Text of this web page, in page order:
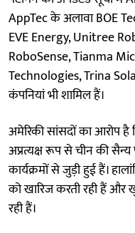
AppTec के अलावा BOE
EVE Energy, Unitree
RoboSense, Tianma
Technologies, Trina
कंपनियां भी शामिल हैं।
अमेरिकी सांसदों का आरोप
अप्रत्यक्ष रूप से चीन की
कार्यक्रमों से जुड़ी हुई हैं।
को खारिज करती रही हैं और
रही हैं।